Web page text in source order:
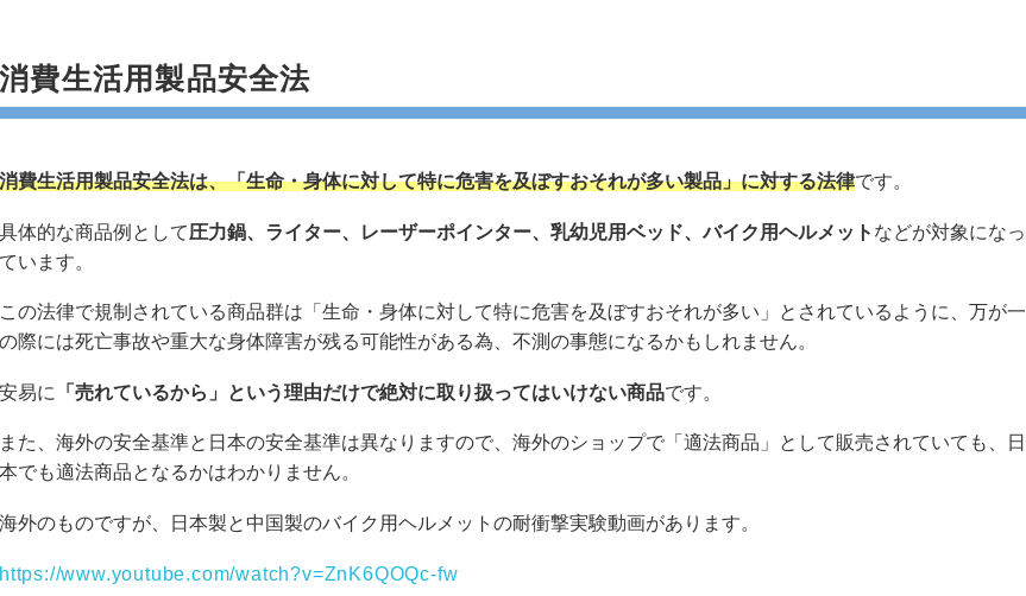
消費生活用製品安全法
消費生活用製品安全法は、「生命・身体に対して特に危害を及ぼすおそれが多い製品」に対する法律です。
具体的な商品例として圧力鍋、ライター、レーザーポインター、乳幼児用ベッド、バイク用ヘルメット などが対象になっ
ています。
この法律で規制されている商品群は「生命・身体に対して特に危害を及ぼすおそれが多い」とされているように、万が一
の際には死亡事故や重大な身体障害が残る可能性がある為、不測の事態になるかもしれません。
安易に 「売れているから」という理由だけで絶対に取り扱ってはいけない商品です。
また、海外の安全基準と日本の安全基準は異なりますので、海外のショップで「適法商品」として販売されていても、日
本でも適法商品となるかはわかりません。
海外のものですが、日本製と中国製のバイク用ヘルメットの耐衝撃実験動画があります。
https://www.youtube.com/watch?v=ZnK6QOQc-fw